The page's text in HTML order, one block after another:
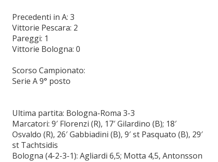
Precedenti in A: 3
Vittorie Pescara: 2
Pareggi: 1
Vittorie Bologna: 0
Scorso Campionato:
Serie A 9° posto
Ultima partita: Bologna-Roma 3-3
Marcatori: 9′ Florenzi (R), 17′ Gilardino (B); 18′
Osvaldo (R), 26′ Gabbiadini (B), 9′ st Pasquato (B), 29′
st Tachtsidis
Bologna (4-2-3-1): Agliardi 6,5; Motta 4,5, Antonsson